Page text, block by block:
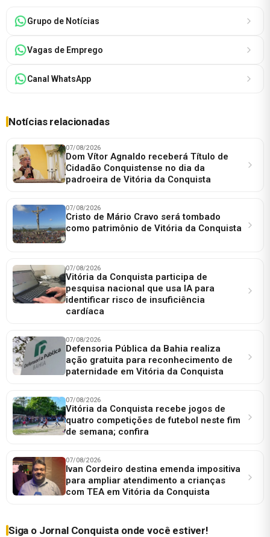
Grupo de Notícias
Vagas de Emprego
Canal WhatsApp
Notícias relacionadas
07/08/2026
Dom Vítor Agnaldo receberá Título de
Cidadão Conquistense no dia da
padroeira de Vitória da Conquista
07/08/2026
Cristo de Mário Cravo será tombado
como patrimônio de Vitória da Conquista
07/08/2026
Vitória da Conquista participa de
pesquisa nacional que usa IA para
identificar risco de insuficiência
cardíaca
07/08/2026
Defensoria Pública da Bahia realiza
ação gratuita para reconhecimento de
paternidade em Vitória da Conquista
07/08/2026
Vitória da Conquista recebe jogos de
quatro competições de futebol neste fim
de semana; confira
07/08/2026
Ivan Cordeiro destina emenda impositiva
para ampliar atendimento a crianças
com TEA em Vitória da Conquista
Siga o Jornal Conquista onde você estiver!